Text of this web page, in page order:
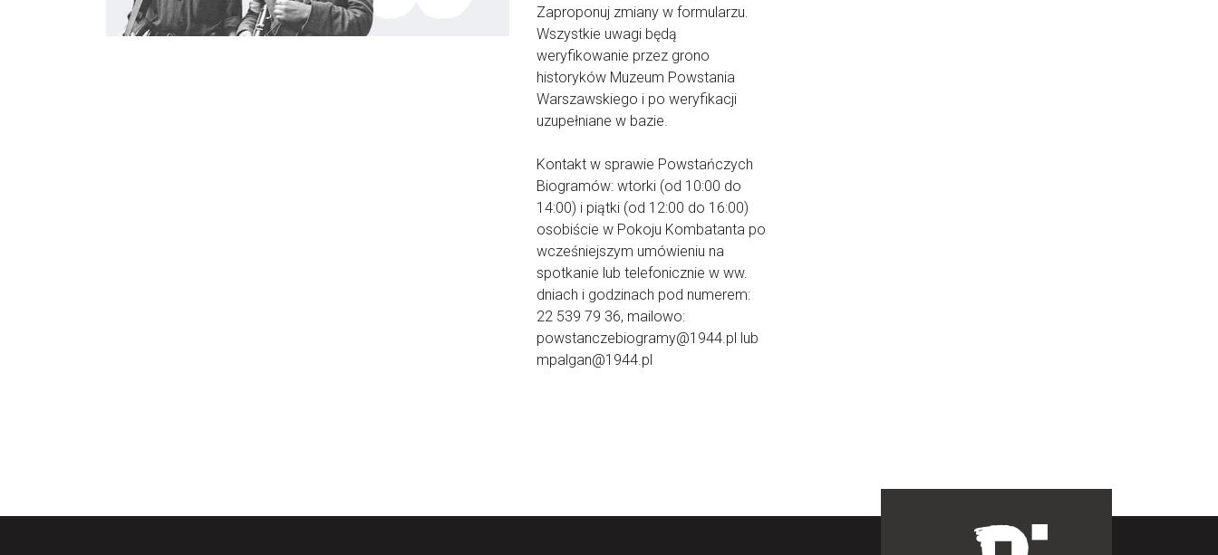
Zaproponuj zmiany w formularzu.
Wszystkie uwagi będą
weryfikowanie przez grono
historyków Muzeum Powstania
Warszawskiego i po weryfikacji
uzupełniane w bazie.
Kontakt w sprawie Powstańczych
Biogramów: wtorki (od 10:00 do
14:00) i piątki (od 12:00 do 16:00)
osobiście w Pokoju Kombatanta po
wcześniejszym umówieniu na
spotkanie lub telefonicznie w ww.
dniach i godzinach pod numerem:
22 539 79 36, mailowo:
powstanczebiogramy@1944.pl lub
mpalgan@1944.pl